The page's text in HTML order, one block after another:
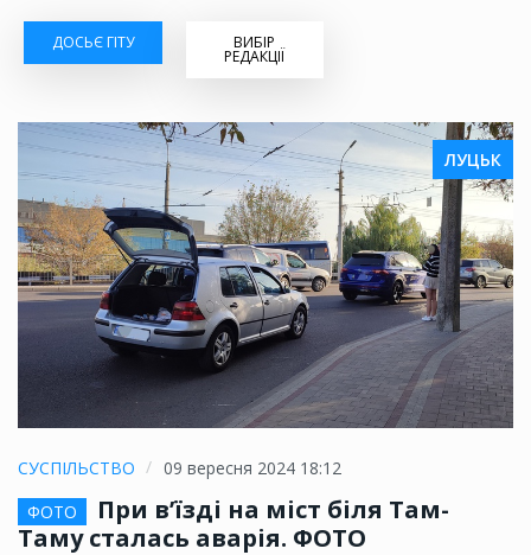
ДОСЬЄ ГІТУ ВИБІР
РЕДАКЦІЇ
ЛУЦЬК
СУСПІЛЬСТВО
09 вересня 2024 18:12
ФОТО
При в’їзді на міст біля Там-
Таму сталась аварія. ФОТО